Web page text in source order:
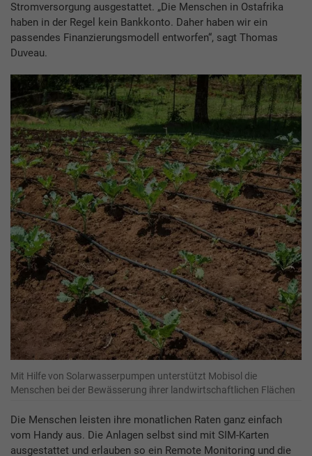
Stromversorgung ausgestattet. „Die Menschen in Ostafrika
haben in der Regel kein Bankkonto. Daher haben wir ein
passendes Finanzierungsmodell entworfen“, sagt Thomas
Duveau.
Mit Hilfe von Solarwasserpumpen unterstützt Mobisol die
Menschen bei der Bewässerung ihrer landwirtschaftlichen Flächen
Die Menschen leisten ihre monatlichen Raten ganz einfach
vom Handy aus. Die Anlagen selbst sind mit SIM-Karten
ausgestattet und erlauben so ein Remote Monitoring und die